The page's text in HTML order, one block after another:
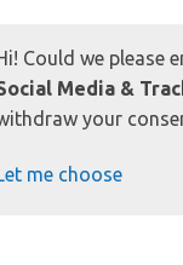
Could we please
Media &
your
me choose